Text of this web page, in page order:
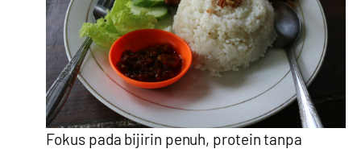
Fokus pada bijirin penuh, protein tanpa